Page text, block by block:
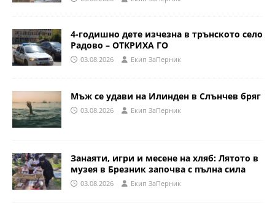
4-годишно дете изчезна в трънското село
Радово – ОТКРИХА ГО
03.08.2026 Eкип ЗаПерник
Мъж се удави на Илинден в Слънчев бряг
03.08.2026 Eкип ЗаПерник
Занаяти, игри и месене на хляб: Лятото в
музея в Брезник започва с пълна сила
03.08.2026 Eкип ЗаПерник